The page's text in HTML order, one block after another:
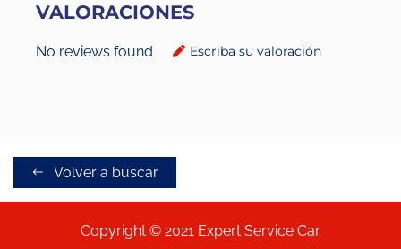
VALORACIONES
No reviews found Escriba su valoración
Volver a buscar
Copyright © 2021 Expert Service Car